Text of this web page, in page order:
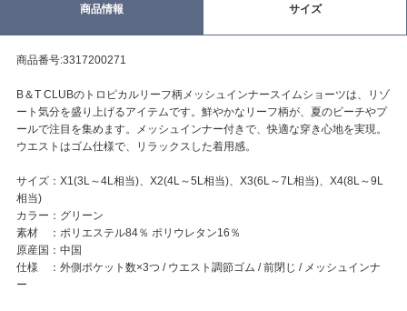
商品情報 サイズ
商品番号:3317200271
B＆T CLUBのトロピカルリーフ柄メッシュインナースイムショーツは、リゾ
ート気分を盛り上げるアイテムです。鮮やかなリーフ柄が、夏のビーチやプ
ールで注目を集めます。メッシュインナー付きで、快適な穿き心地を実現。
ウエストはゴム仕様で、リラックスした着用感。
サイズ：X1(3L～4L相当)、X2(4L～5L相当)、X3(6L～7L相当)、X4(8L～9L
相当)
カラー：グリーン
素材 ：ポリエステル84％ ポリウレタン16％
原産国：中国
仕様 ：外側ポケット数×3つ / ウエスト調節ゴム / 前閉じ / メッシュインナ
ー